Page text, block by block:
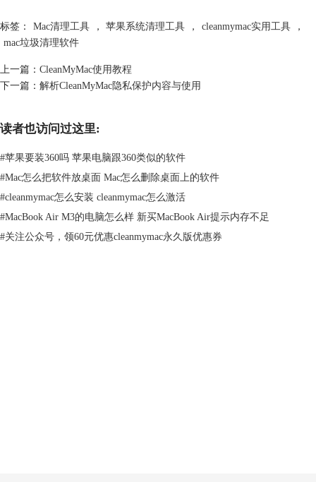
图二：将文件添加到忽略列表中
实用工具功能多
标签： Mac清理工具 ， 苹果系统清理工具 ， cleanmymac实用工具
，
mac垃圾清理软件
上一篇： CleanMyMac使用教程
下一篇： 解析CleanMyMac隐私保护内容与使用
读者也访问过这里:
#苹果要装360吗 苹果电脑跟360类似的软件
#Mac怎么把软件放桌面 Mac怎么删除桌面上的软件
#cleanmymac怎么安装 cleanmymac怎么激活
#MacBook Air M3的电脑怎么样 新买MacBook Air提示内存不足
#关注公众号，领60元优惠cleanmymac永久版优惠券